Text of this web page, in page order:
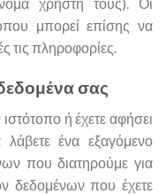
χρήστη τους). Οι
μπορεί επίσης να
τις πληροφορίες.
σας
ή έχετε αφήσει
λάβετε ένα εξαγόμενο
που διατηρούμε για
δεδομένων που έχετε